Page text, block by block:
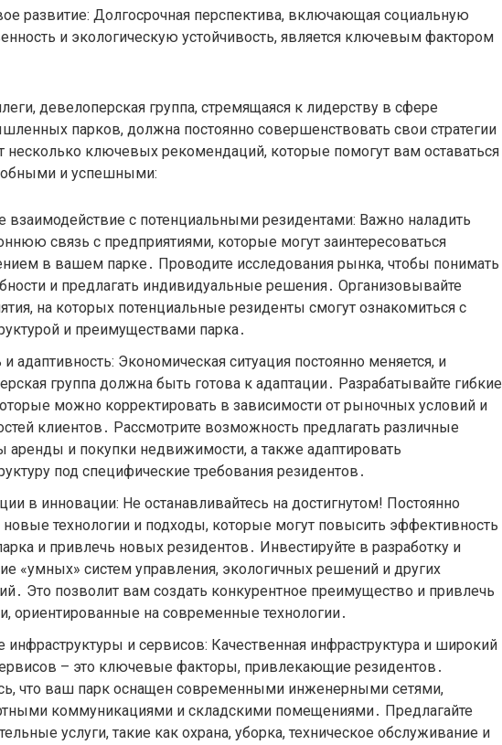
развитие: Долгосрочная перспектива, включающая социальную
и экологическую устойчивость, является ключевым фактором
девелоперская группа, стремящаяся к лидерству в сфере
парков, должна постоянно совершенствовать свои стратегии
несколько ключевых рекомендаций, которые помогут вам оставаться
и успешными:
взаимодействие с потенциальными резидентами: Важно наладить
связь с предприятиями, которые могут заинтересоваться
в вашем парке․ Проводите исследования рынка, чтобы понимать
и предлагать индивидуальные решения․ Организовывайте
на которых потенциальные резиденты смогут ознакомиться с
и преимуществами парка․
и адаптивность: Экономическая ситуация постоянно меняется, и
группа должна быть готова к адаптации․ Разрабатывайте гибкие
можно корректировать в зависимости от рыночных условий и
клиентов․ Рассмотрите возможность предлагать различные
аренды и покупки недвижимости, а также адаптировать
под специфические требования резидентов․
в инновации: Не останавливайтесь на достигнутом! Постоянно
новые технологии и подходы, которые могут повысить эффективность
и привлечь новых резидентов․ Инвестируйте в разработку и
«умных» систем управления, экологичных решений и других
Это позволит вам создать конкурентное преимущество и привлечь
ориентированные на современные технологии․
инфраструктуры и сервисов: Качественная инфраструктура и широкий
– это ключевые факторы, привлекающие резидентов․
что ваш парк оснащен современными инженерными сетями,
коммуникациями и складскими помещениями․ Предлагайте
услуги, такие как охрана, уборка, техническое обслуживание и